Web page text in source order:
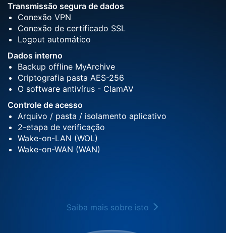
Transmissão segura de dados
Conexão VPN
Conexão de certificado SSL
Logout automático
Dados interno
Backup offline MyArchive
Criptografia pasta AES-256
O software antivírus - ClamAV
Controle de acesso
Arquivo / pasta / isolamento aplicativo
2-etapa de verificação
Wake-on-LAN (WOL)
Wake-on-WAN (WAN)
Saiba mais sobre isto